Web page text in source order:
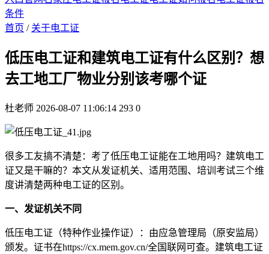
条件
首页 / 关于电工证
低压电工证和建筑电工证有什么区别？想
去工地工厂物业分别该考哪个证
杜老师 2026-08-07 11:06:14 293 0
很多工友搞不清楚：考了低压电工证能在工地用吗？建筑电工
证又是干嘛的？本文从发证机关、适用范围、培训考试三个维
度讲清楚两种电工证的区别。
一、发证机关不同
低压电工证（特种作业操作证）：由应急管理局（原安监局）
颁发。证书在https://cx.mem.gov.cn/全国联网可查。建筑电工证